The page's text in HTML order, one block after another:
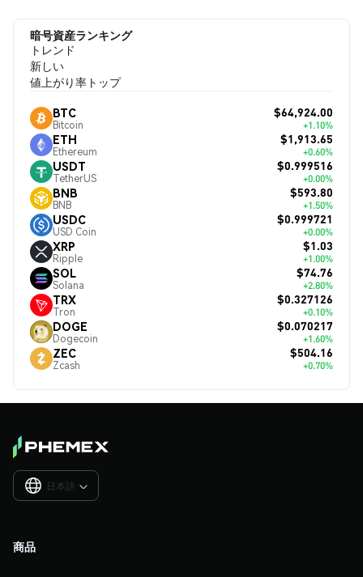
暗号資産ランキング
トレンド
新しい
値上がり率トップ
BTC
Bitcoin
$64,924.00
+1.10%
ETH
Ethereum
$1,913.65
+0.60%
USDT
TetherUS
$0.999516
+0.00%
BNB
BNB
$593.80
+1.50%
USDC
USD Coin
$0.999721
+0.00%
XRP
Ripple
$1.03
+1.00%
SOL
Solana
$74.76
+2.80%
TRX
Tron
$0.327126
+0.10%
DOGE
Dogecoin
$0.070217
+1.60%
ZEC
Zcash
$504.16
+0.70%
日本語 
商品